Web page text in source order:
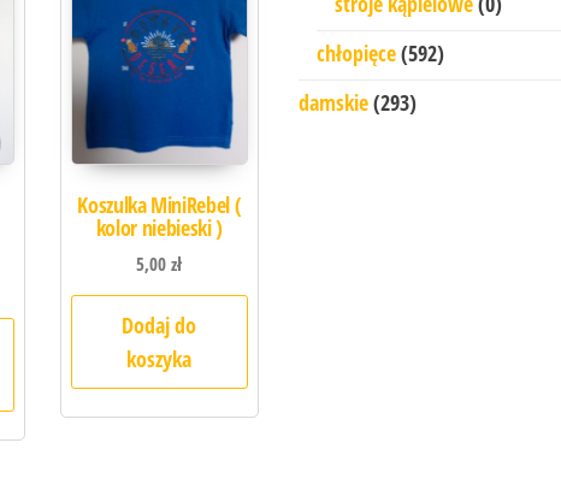
Koszulka MiniRebel (
kolor niebieski )
5,00zł
Dodaj do
koszyka
chłopięce(592)
damskie(293)